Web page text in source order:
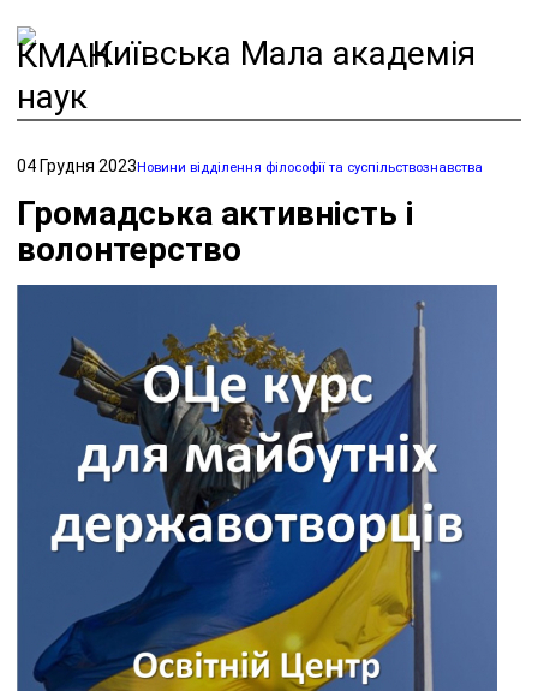
Київська Мала академія
наук
04 Грудня 2023Новини відділення філософії та суспільствознавства
Громадська активність і
волонтерство